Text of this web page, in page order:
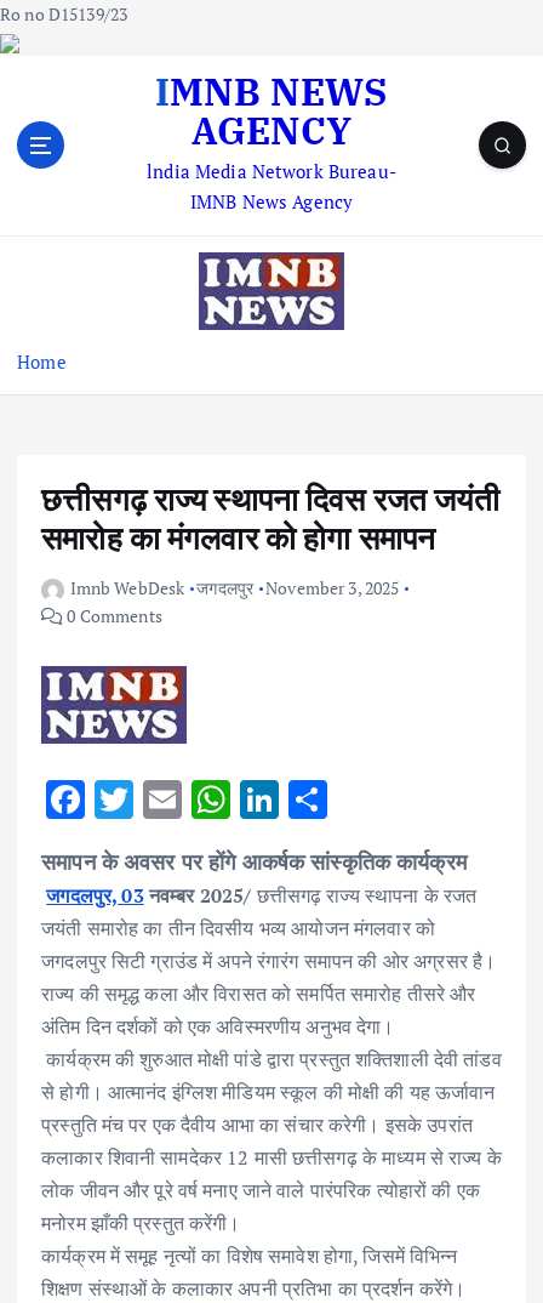
Ro no D15139/23
IMNB NEWS
AGENCY
lndia Media Network Bureau-
IMNB News Agency
Home
छत्तीसगढ़ राज्य स्थापना दिवस रजत जयंती
समारोह का मंगलवार को होगा समापन
Imnb WebDesk जगदलपुर November 3, 2025
0 Comments
F
ac
e
b
o
o
k
T
it
te
r
E
m
ai
l
W
h
at
s
A
p
p
Li
n
k
e
dI
n
h
ar
e
समापन के अवसर पर होंगे आकर्षक सांस्कृतिक कार्यक्रम
जगदलपुर, 03नवम्बर 2025/ छत्तीसगढ़ राज्य स्थापना के रजत
जयंती समारोह का तीन दिवसीय भव्य आयोजन मंगलवार को
जगदलपुर सिटी ग्राउंड में अपने रंगारंग समापन की ओर अग्रसर है।
राज्य की समृद्ध कला और विरासत को समर्पित समारोह तीसरे और
अंतिम दिन दर्शकों को एक अविस्मरणीय अनुभव देगा।
कार्यक्रम की शुरुआत मोक्षी पांडे द्वारा प्रस्तुत शक्तिशाली देवी तांडव
से होगी। आत्मानंद इंग्लिश मीडियम स्कूल की मोक्षी की यह ऊर्जावान
प्रस्तुति मंच पर एक दैवीय आभा का संचार करेगी। इसके उपरांत
कलाकार शिवानी सामदेकर 12 मासी छत्तीसगढ़ के माध्यम से राज्य के
लोक जीवन और पूरे वर्ष मनाए जाने वाले पारंपरिक त्योहारों की एक
मनोरम झाँकी प्रस्तुत करेंगी।
कार्यक्रम में समूह नृत्यों का विशेष समावेश होगा, जिसमें विभिन्न
शिक्षण संस्थाओं के कलाकार अपनी प्रतिभा का प्रदर्शन करेंगे।